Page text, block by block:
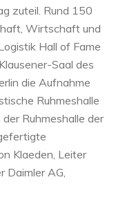
zuteil. Rund 150
Wirtschaft und
Hall of Fame
Saal des
die Aufnahme
Ruhmeshalle
Ruhmeshalle der
Klaeden, Leiter
Daimler AG,